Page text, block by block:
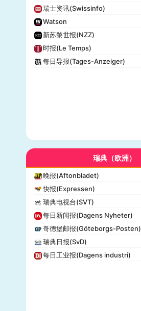
瑞士资讯(Swissinfo)
Watson
新苏黎世报(NZZ)
时报(Le Temps)
每日导报(Tages-Anzeiger)
瑞典（欧洲）
晚报(Aftonbladet)
快报(Expressen)
瑞典电视台(SVT)
每日新闻报(Dagens Nyheter)
哥德堡邮报(Göteborgs-Posten)
瑞典日报(SvD)
每日工业报(Dagens industri)